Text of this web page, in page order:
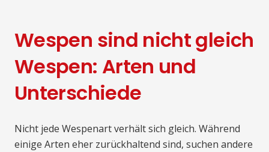
Wespen sind nicht gleich
Wespen: Arten und
Unterschiede
Nicht jede Wespenart verhält sich gleich. Während
einige Arten eher zurückhaltend sind, suchen andere